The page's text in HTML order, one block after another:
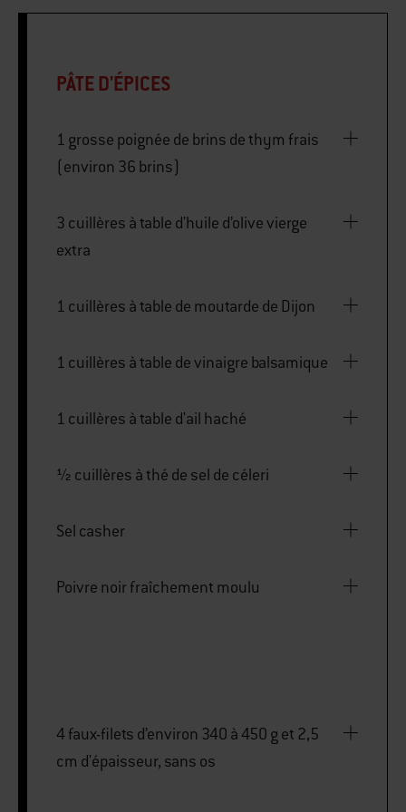
PÂTE D'ÉPICES
1 grosse poignée de brins de thym frais
(environ 36 brins)
3 cuillères à table d'huile d’olive vierge
extra
1 cuillères à table de moutarde de Dijon
1 cuillères à table de vinaigre balsamique
1 cuillères à table d'ail haché
½ cuillères à thé de sel de céleri
Sel casher
Poivre noir fraîchement moulu
4 faux-filets d’environ 340 à 450 g et 2,5
cm d'épaisseur, sans os